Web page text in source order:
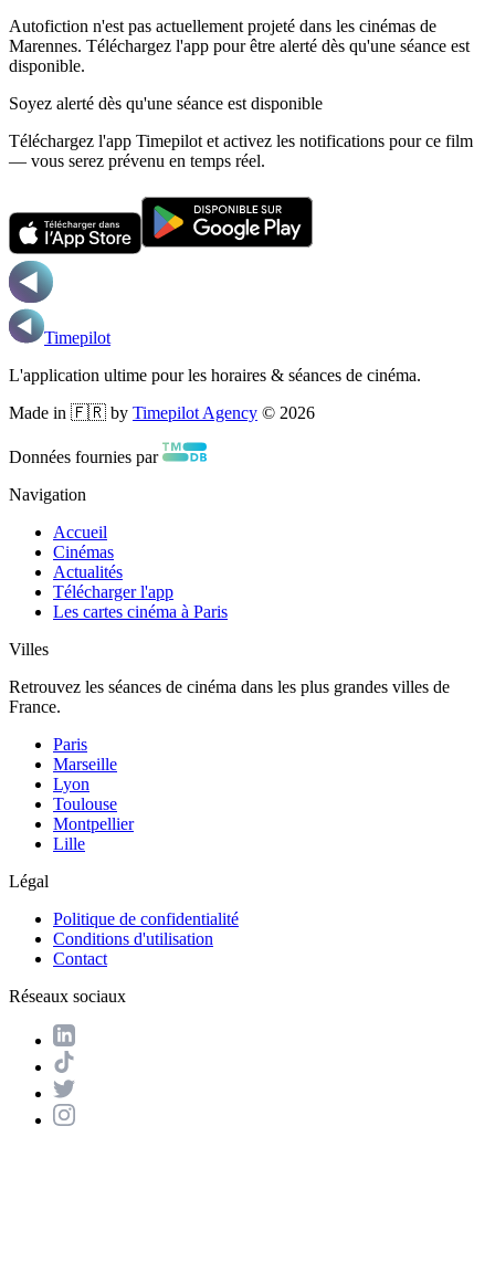
Autofiction n'est pas actuellement projeté dans les cinémas de
Marennes. Téléchargez l'app pour être alerté dès qu'une séance est
disponible.
Soyez alerté dès qu'une séance est disponible
Téléchargez l'app Timepilot et activez les notifications pour ce film
— vous serez prévenu en temps réel.
Timepilot
L'application ultime pour les horaires & séances de cinéma.
Made in 🇫🇷 by Timepilot Agency © 2026
Données fournies par
Navigation
Accueil
Cinémas
Actualités
Télécharger l'app
Les cartes cinéma à Paris
Villes
Retrouvez les séances de cinéma dans les plus grandes villes de
France.
Paris
Marseille
Lyon
Toulouse
Montpellier
Lille
Légal
Politique de confidentialité
Conditions d'utilisation
Contact
Réseaux sociaux